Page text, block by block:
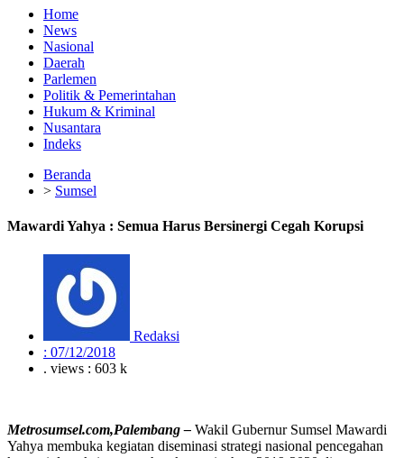
Home
News
Nasional
Daerah
Parlemen
Politik & Pemerintahan
Hukum & Kriminal
Nusantara
Indeks
Beranda
> Sumsel
Mawardi Yahya : Semua Harus Bersinergi Cegah Korupsi
Redaksi
: 07/12/2018
. views : 603 k
Metrosumsel.com,Palembang – Wakil Gubernur Sumsel Mawardi
Yahya membuka kegiatan diseminasi strategi nasional pencegahan